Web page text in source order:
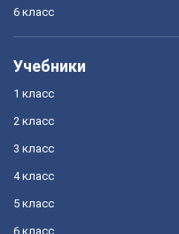
6 класс
Учебники
1 класс
2 класс
3 класс
4 класс
5 класс
6 класс